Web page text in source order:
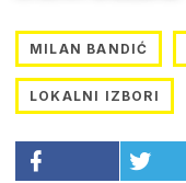
MILAN BANDIĆ
LOKALNI IZBORI